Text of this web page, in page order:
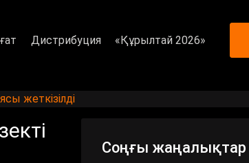
Дистрибуция «Құрылтай 2026»
жеткізілді
Соңғы жаңалықтар